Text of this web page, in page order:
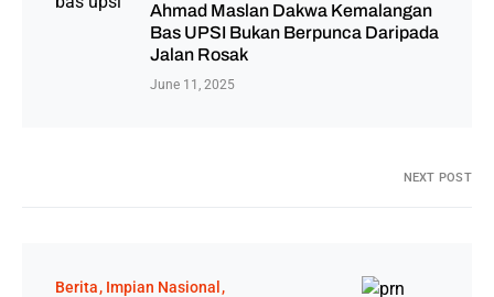
Ahmad Maslan Dakwa Kemalangan
Bas UPSI Bukan Berpunca Daripada
Jalan Rosak
June 11, 2025
NEXT POST
Berita Impian Nasional